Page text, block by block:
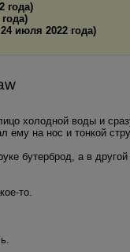
года)
июля 2022 года)
холодной воды и
на нос и тонкой
бутерброд, а в
то.